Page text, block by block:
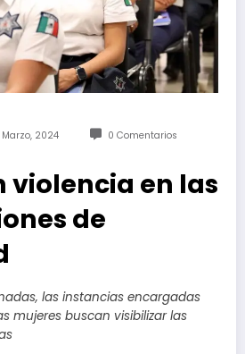
Marzo, 2024 0 Comentarios
violencia en las
de
las instancias encargadas
mujeres buscan visibilizar las